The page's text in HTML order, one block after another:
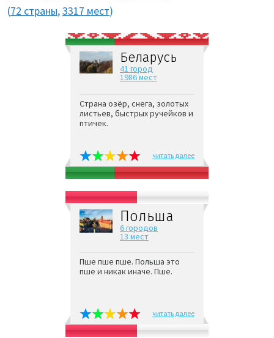
(72 страны,3317 мест)
Беларусь
41 город
1986 мест
Страна озёр, снега, золотых
листьев, быстрых ручейков и
птичек.
читать далее
Польша
6 городов
13 мест
Пше пше пше. Польша это
пше и никак иначе. Пше.
читать далее